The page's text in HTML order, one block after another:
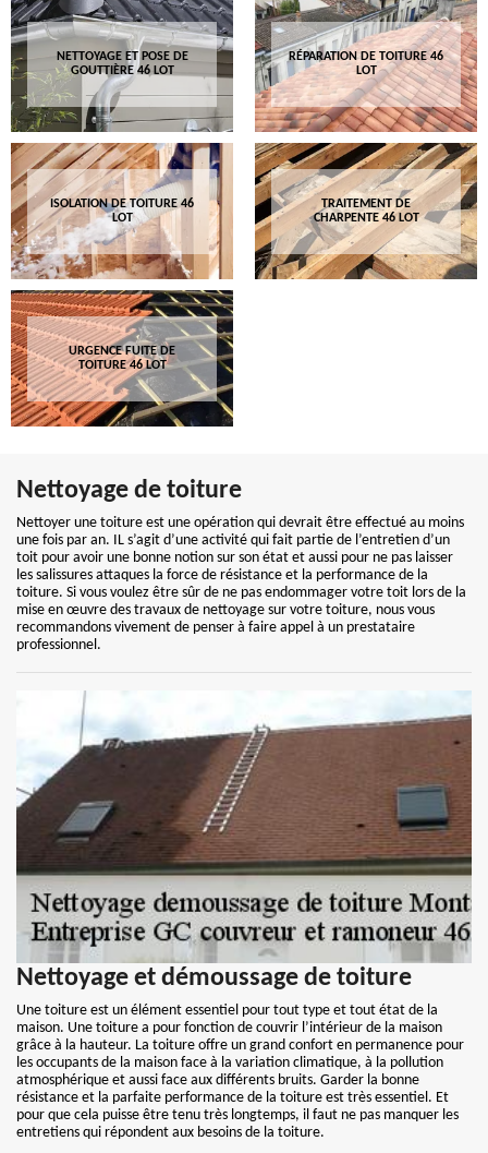
NETTOYAGE ET POSE DE
GOUTTIÈRE 46 LOT
RÉPARATION DE TOITURE 46
LOT
ISOLATION DE TOITURE 46
LOT
TRAITEMENT DE
CHARPENTE 46 LOT
URGENCE FUITE DE
TOITURE 46 LOT
Nettoyage de toiture
Nettoyer une toiture est une opération qui devrait être effectué au moins
une fois par an. IL s’agit d’une activité qui fait partie de l’entretien d’un
toit pour avoir une bonne notion sur son état et aussi pour ne pas laisser
les salissures attaques la force de résistance et la performance de la
toiture. Si vous voulez être sûr de ne pas endommager votre toit lors de la
mise en œuvre des travaux de nettoyage sur votre toiture, nous vous
recommandons vivement de penser à faire appel à un prestataire
professionnel.
Nettoyage et démoussage de toiture
Une toiture est un élément essentiel pour tout type et tout état de la
maison. Une toiture a pour fonction de couvrir l’intérieur de la maison
grâce à la hauteur. La toiture offre un grand confort en permanence pour
les occupants de la maison face à la variation climatique, à la pollution
atmosphérique et aussi face aux différents bruits. Garder la bonne
résistance et la parfaite performance de la toiture est très essentiel. Et
pour que cela puisse être tenu très longtemps, il faut ne pas manquer les
entretiens qui répondent aux besoins de la toiture.